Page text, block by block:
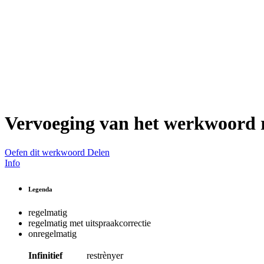
Vervoeging van het werkwoord
Oefen dit werkwoord Delen
Info
Legenda
regelmatig
regelmatig met uitspraakcorrectie
onregelmatig
Infinitief
restrènyer